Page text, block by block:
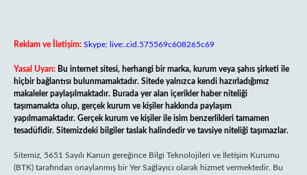
Reklam ve İletişim: Skype: live:.cid.575569c608265c69
Yasal Uyarı: Bu internet sitesi, herhangi bir marka, kurum veya şahıs şirketi ile
hiçbir bağlantısı bulunmamaktadır. Sitede yalnızca kendi hazırladığımız
makaleler paylaşılmaktadır. Burada yer alan içerikler haber niteliği
taşımamakta olup, gerçek kurum ve kişiler hakkında paylaşım
yapılmamaktadır. Gerçek kurum ve kişiler ile isim benzerlikleri tamamen
tesadüfidir. Sitemizdeki bilgiler taslak halindedir ve tavsiye niteliği taşımazlar.
Sitemiz, 5651 Sayılı Kanun gereğince Bilgi Teknolojileri ve İletişim Kurumu
(BTK) tarafından onaylanmış bir Yer Sağlayıcı olarak hizmet vermektedir. Bu